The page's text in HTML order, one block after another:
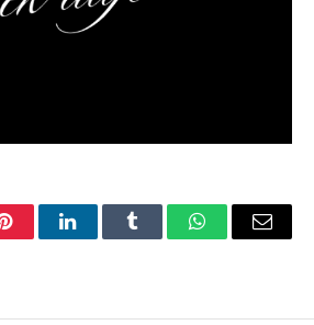
PinterestLinkedInTumblr WhatsAppEmail